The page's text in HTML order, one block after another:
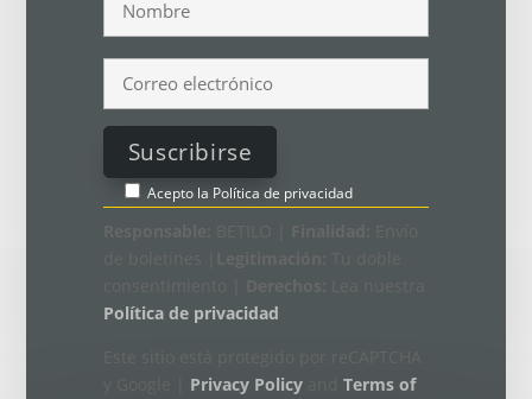
Acepto la Política de privacidad
Política de privacidad
Privacy Policy
Terms of